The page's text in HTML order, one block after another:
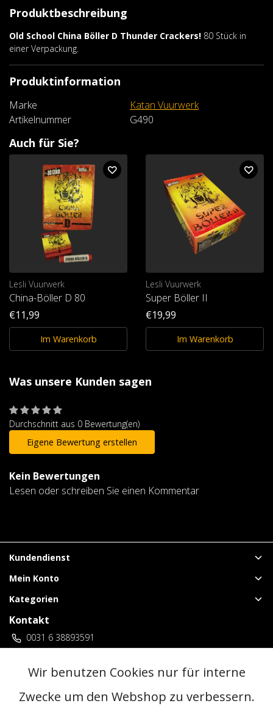
Produktbeschreibung
Old School China Böller D Thunder Crackers! 80 Stück in
einer Verpackung.
Produktinformation
Marke
Katan Vuurwerk
Artikelnummer
G490
Auch für Sie?
Lesli Vuurwerk
China-Böller D 80
€11,99
Im Warenkorb
Lesli Vuurwerk
Super Böller II
€19,99
Im Warenkorb
Was unsere Kunden sagen
Durchschnitt aus 0 Bewertung(en)
Eigene Bewertung erstellen
Kein Bewertungen
Lesen oder schreiben Sie einen Kommentar
Kundendienst
Mein Konto
Kategorien
Kontakt
0031 6 38893591
vuurwerklangenberg@gmail.com
3 locaties Duitsland
Wir benutzen Cookies nur für interne
Zwecke um den Webshop zu verbessern.